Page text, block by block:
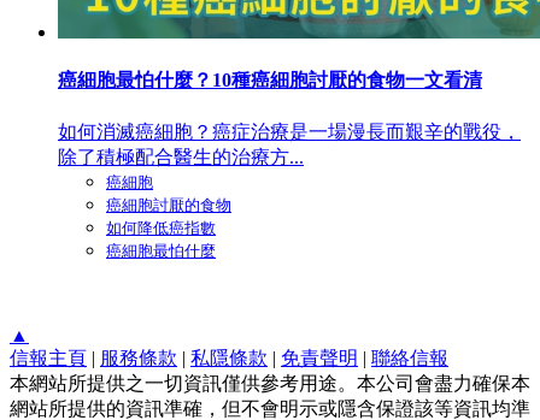
癌細胞最怕什麼？10種癌細胞討厭的食物一文看清
如何消滅癌細胞？癌症治療是一場漫長而艱辛的戰役，
除了積極配合醫生的治療方...
癌細胞
癌細胞討厭的食物
如何降低癌指數
癌細胞最怕什麼
▲
信報主頁 | 服務條款 | 私隱條款 | 免責聲明 | 聯絡信報
本網站所提供之一切資訊僅供參考用途。本公司會盡力確保本
網站所提供的資訊準確，但不會明示或隱含保證該等資訊均準